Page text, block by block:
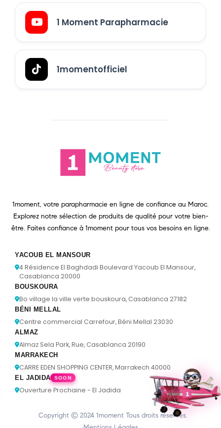
1 Moment Parapharmacie
1momentofficiel
1moment, votre parapharmacie en ligne de confiance au Maroc.
Explorez notre sélection de produits de qualité pour votre bien-
être. Faites confiance à 1moment pour tous vos besoins en ligne.
YACOUB EL MANSOUR
4 Résidence El Baghdadi Boulevard Yacoub El Mansour,
Casablanca 20000
BOUSKOURA
Bo village la ville verte bouskoura, Casablanca 27182
BÉNI MELLAL
Centre commercial Carrefour, Béni Mellal 23030
ALMAZ
Almaz Sela Park, Rue, Casablanca 20190
MARRAKECH
CARRE EDEN SHOPPING CENTER, Marrakech 40000
EL JADIDA SOON
Ouverture Prochaine - El Jadida
Copyright © 2024 1moment Tous droits réservés.